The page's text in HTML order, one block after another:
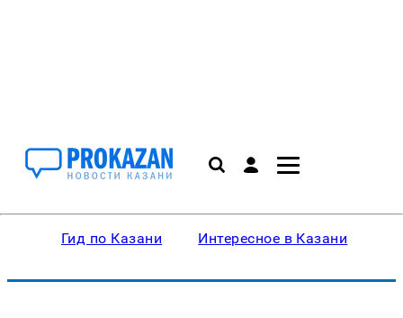
Гид по Казани Интересное в Казани